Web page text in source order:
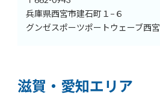
兵庫県西宮市建石町１−６
グンゼスポーツポートウェーブ西宮
滋賀・愛知エリア